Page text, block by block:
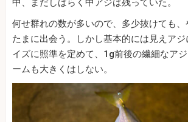
中、まだしばらく中アジは残っていた。
何せ群れの数が多いので、多少抜けても、
たまに出会う。しかし基本的には見えア
イズに照準を定めて、1g前後の繊細なア
ームも大きくはしない。